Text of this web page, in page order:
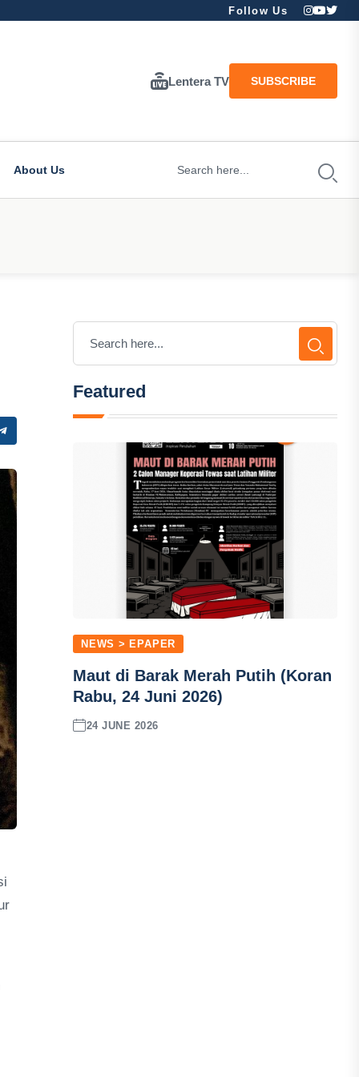
Follow Us
Lentera TV SUBSCRIBE
About Us
Featured
NEWS > EPAPER
Maut di Barak Merah Putih (Koran
Rabu, 24 Juni 2026)
24 JUNE 2026